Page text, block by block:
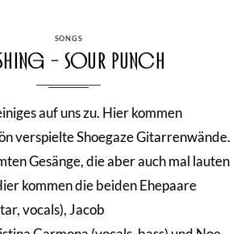
CATEGORIES
SONGS
– Sour Punch
auf uns zu. Hier kommen
verspielte Shoegaze Gitarrenwände.
Gesänge, die aber auch mal lauten
kommen die beiden Ehepaare
vocals), Jacob